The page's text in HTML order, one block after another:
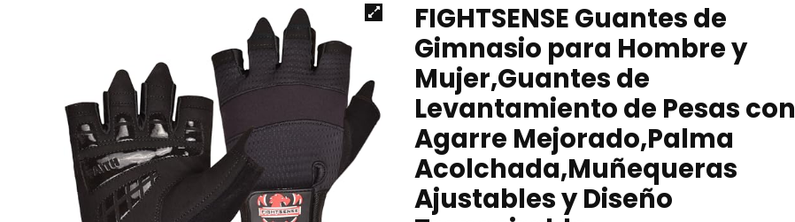
FIGHTSENSE Guantes de
Gimnasio para Hombre y
Mujer,Guantes de
Levantamiento de Pesas con
Agarre Mejorado,Palma
Acolchada,Muñequeras
Ajustables y Diseño